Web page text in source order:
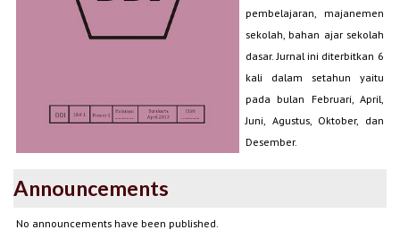
pembelajaran, majanemen
sekolah, bahan ajar sekolah
dasar. Jurnal ini diterbitkan 6
kali dalam setahun yaitu
pada bulan Februari, April,
Juni, Agustus, Oktober, dan
Desember.
Announcements
No announcements have been published.